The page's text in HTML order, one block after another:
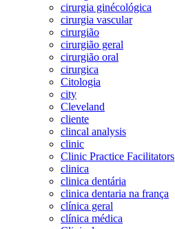
cirurgia ginécológica
cirurgia vascular
cirurgião
cirurgião geral
cirurgião oral
cirurgica
Citologia
city
Cleveland
cliente
clincal analysis
clinic
Clinic Practice Facilitators
clinica
clinica dentária
clinica dentaria na frança
clínica geral
clínica médica